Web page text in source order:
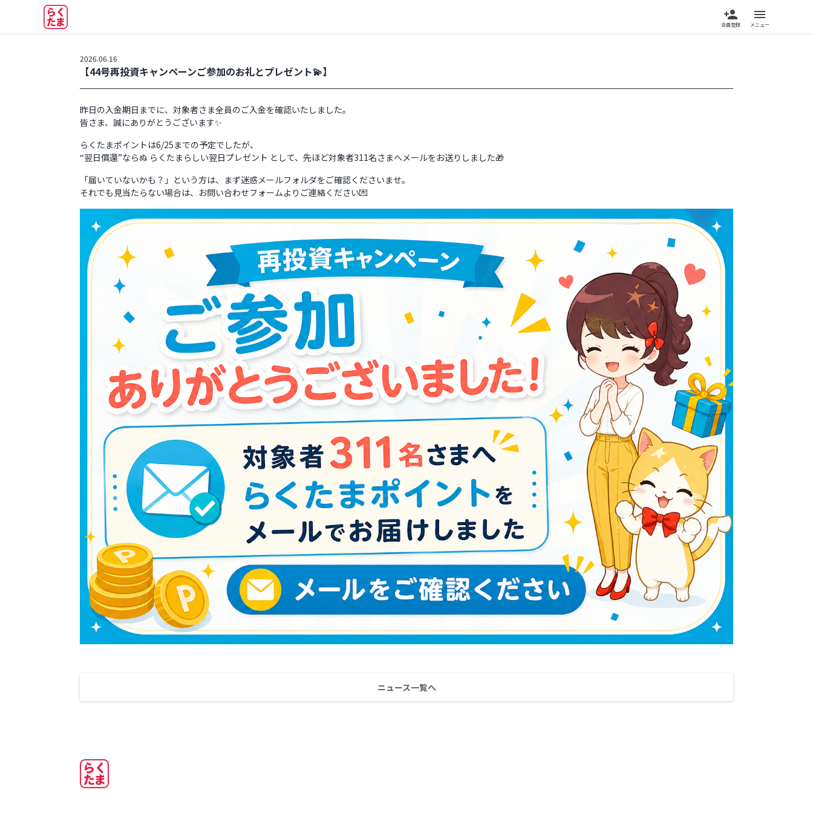
person_add
会員登録
menu
メニュー
2026.06.16
【44号再投資キャンペーンご参加のお礼とプレゼント💫】
昨日の入金期日までに、対象者さま全員のご入金を確認いたしました。
皆さま、誠にありがとうございます✨
らくたまポイントは6/25までの予定でしたが、
“翌日償還”ならぬ らくたまらしい翌日プレゼント として、先ほど対象者311名さまへメールをお送りしました🎁
「届いていないかも？」という方は、まず迷惑メールフォルダをご確認くださいませ。
それでも見当たらない場合は、お問い合わせフォームよりご連絡ください💌
ニュース一覧へ